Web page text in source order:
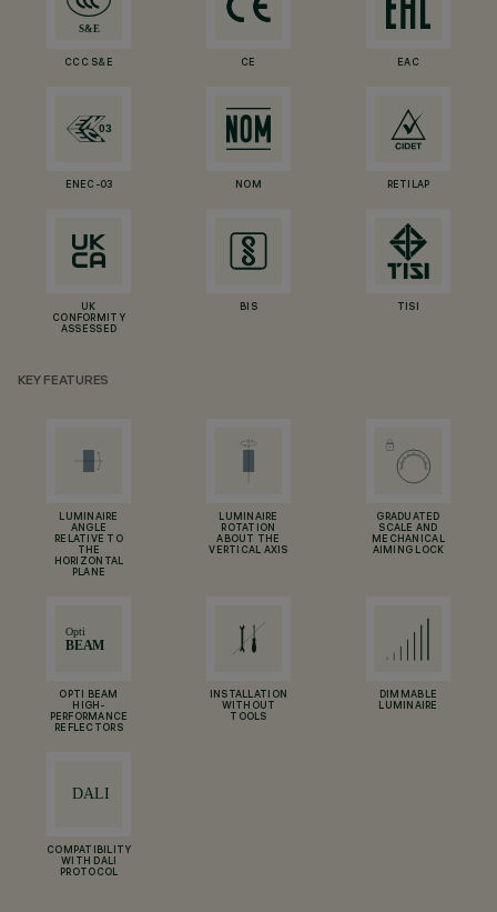
CCC S&E CE EAC
ENEC-03 NOM RETILAP
UK
CONFORMITY
ASSESSED
BIS TISI
KEY FEATURES
LUMINAIRE
ANGLE
RELATIVE TO
THE
HORIZONTAL
PLANE
LUMINAIRE
ROTATION
ABOUT THE
VERTICAL AXIS
GRADUATED
SCALE AND
MECHANICAL
AIMING LOCK
OPTI BEAM
HIGH-
PERFORMANCE
REFLECTORS
INSTALLATION
WITHOUT
TOOLS
DIMMABLE
LUMINAIRE
COMPATIBILITY
WITH DALI
PROTOCOL